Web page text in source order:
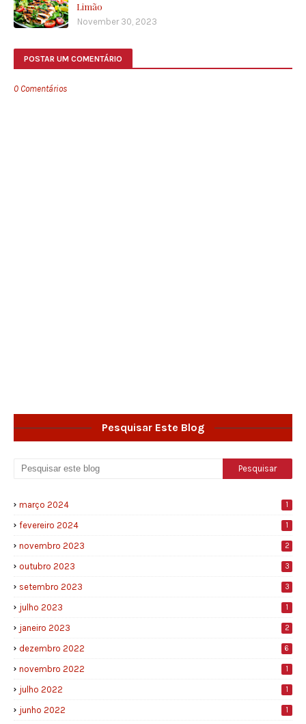
Limão
November 30, 2023
POSTAR UM COMENTÁRIO
0 Comentários
Pesquisar Este Blog
março 2024 1
fevereiro 2024 1
novembro 2023 2
outubro 2023 3
setembro 2023 3
julho 2023 1
janeiro 2023 2
dezembro 2022 6
novembro 2022 1
julho 2022 1
junho 2022 1